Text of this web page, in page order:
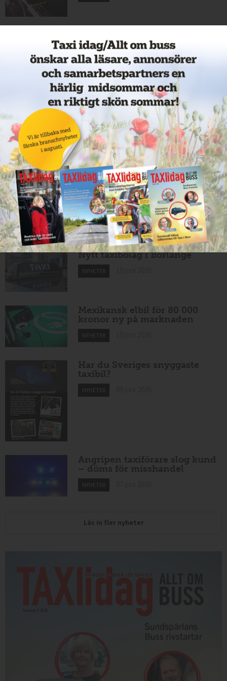
bussar
NYHETER 11 juni 2026
Nytt taxiföretag i Sigtuna
NYHETER 11 juni 2026
Nytt taxibolag i Borlänge
NYHETER 11 juni 2026
Taxibommar fick inte avsedd
effekt vid Lund C
NYHETER 10 juni 2026
Nytt taxibolag i Borlänge
NYHETER
Mexikansk elbil för 80 000
kronor ny på marknaden
NYHETER
Har du Sveriges snyggaste
taxibil?
NYHETER
Angripen taxiförare slog kund
– döms för misshandel
NYHETER
Läs in fler nyheter